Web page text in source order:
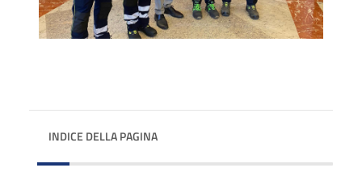
INDICE DELLA PAGINA